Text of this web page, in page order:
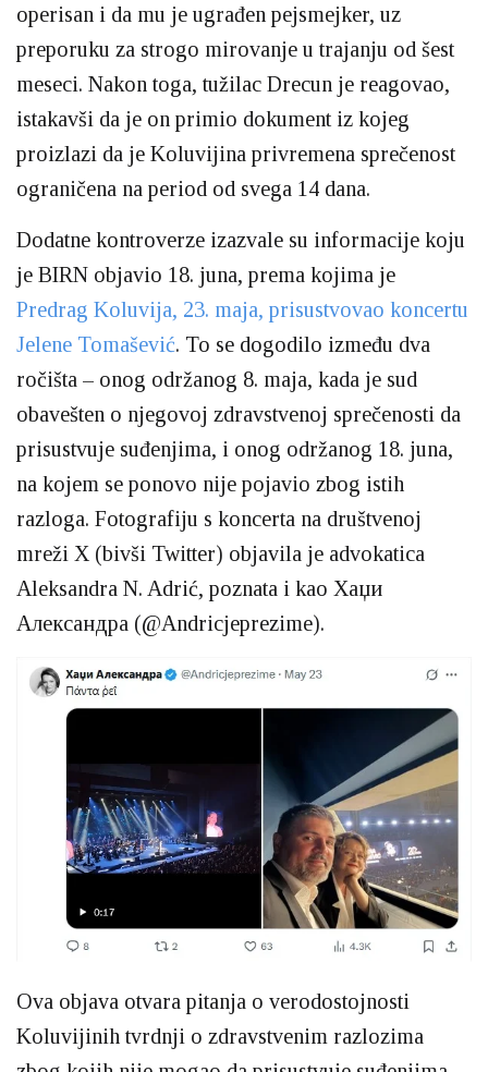
operisan i da mu je ugrađen pejsmejker, uz
preporuku za strogo mirovanje u trajanju od šest
meseci. Nakon toga, tužilac Drecun je reagovao,
istakavši da je on primio dokument iz kojeg
proizlazi da je Koluvijina privremena sprečenost
ograničena na period od svega 14 dana.
Dodatne kontroverze izazvale su informacije koju
je BIRN objavio 18. juna, prema kojima je
Predrag Koluvija, 23. maja, prisustvovao koncertu
Jelene Tomašević. To se dogodilo između dva
ročišta – onog održanog 8. maja, kada je sud
obavešten o njegovoj zdravstvenoj sprečenosti da
prisustvuje suđenjima, i onog održanog 18. juna,
na kojem se ponovo nije pojavio zbog istih
razloga. Fotografiju s koncerta na društvenoj
mreži X (bivši Twitter) objavila je advokatica
Aleksandra N. Adrić, poznata i kao Хаџи
Александра (@Andricjeprezime).
Ova objava otvara pitanja o verodostojnosti
Koluvijinih tvrdnji o zdravstvenim razlozima